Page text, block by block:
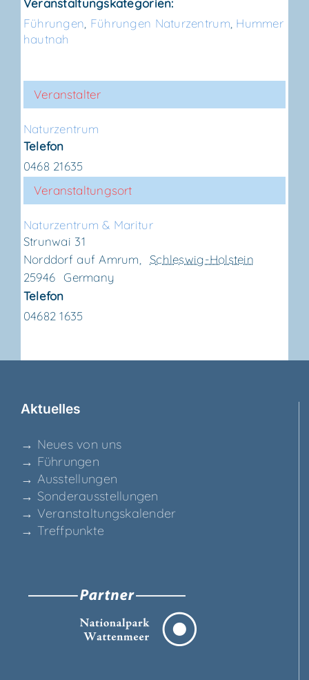
Veranstaltungskategorien:
Führungen Führungen Naturzentrum Hummer
hautnah
Veranstaltungsort
Natur­zen­trum & Maritur
Strunwai 31
Norddorf auf Amrum
Schleswig-Holstein
25946 Germany
Telefon
04682 1635
Veranstalter
Natur­zen­trum
Telefon
0468 21635
Aktu­el­les
→ Neu­es von uns
→ Füh­run­gen
→ Aus­stel­lun­gen
→ Son­der­aus­stel­lun­gen
→ Ver­an­stal­tungs­ka­len­der
→ Treff­punk­te